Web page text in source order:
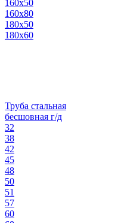
160х50
160х80
180х50
180х60
Труба стальная
бесшовная г/д
32
38
42
45
48
50
51
57
60